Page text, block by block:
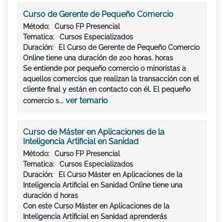
Curso de Gerente de Pequeño Comercio
Método:
Curso FP Presencial
Tematica:
Cursos Especializados
Duración:
El Curso de Gerente de Pequeño Comercio
Online tiene una duración de 200 horas. horas
Se entiende por pequeño comercio o minoristas a
aquellos comercios que realizan la transacción con el
cliente final y están en contacto con él. El pequeño
comercio s... ver temario
Curso de Máster en Aplicaciones de la
Inteligencia Artificial en Sanidad
Método:
Curso FP Presencial
Tematica:
Cursos Especializados
Duración:
El Curso Máster en Aplicaciones de la
Inteligencia Artificial en Sanidad Online tiene una
duración d horas
Con este Curso Máster en Aplicaciones de la
Inteligencia Artificial en Sanidad aprenderás